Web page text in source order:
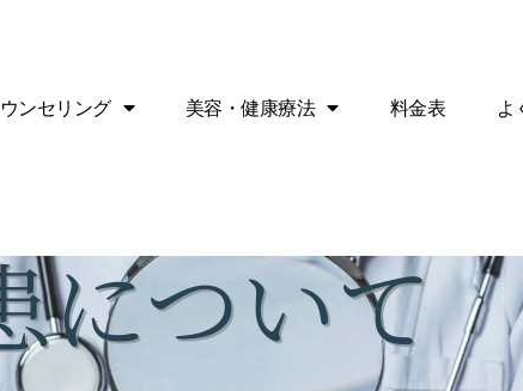
ンセリング 美容・健康療法 料金表 よ
について